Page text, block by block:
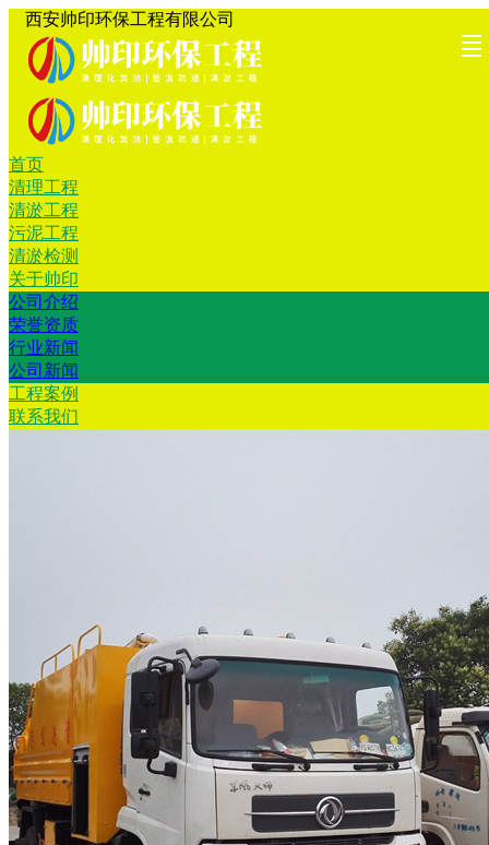
西安帅印环保工程有限公司
首页
首页
清理工程
清淤工程
污泥工程
清淤检测
关于帅印
公司介绍
荣誉资质
行业新闻
公司新闻
工程案例
联系我们